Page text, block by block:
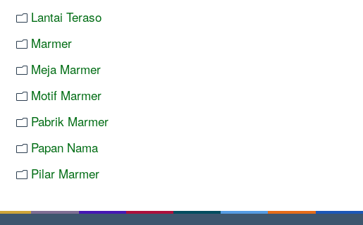
Lantai Teraso
Marmer
Meja Marmer
Motif Marmer
Pabrik Marmer
Papan Nama
Pilar Marmer